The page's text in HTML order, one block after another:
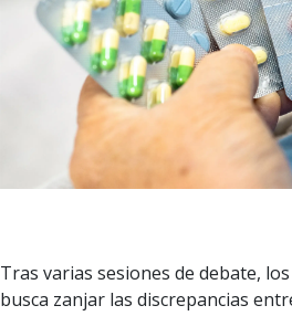
Tras varias sesiones de debate,
busca zanjar las discrepancias